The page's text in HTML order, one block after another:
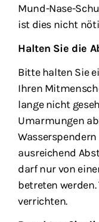
Mund-Nase-
ist dies nicht
Halten Sie die
Bitte halten Sie
Ihren
lange nicht
Umarmungen
ausreichend
darf nur von
betreten
verrichten.